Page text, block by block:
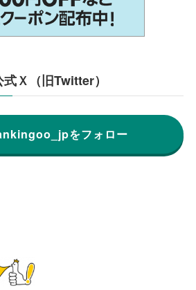
Ｘ（旧Twitter）
をフォロー